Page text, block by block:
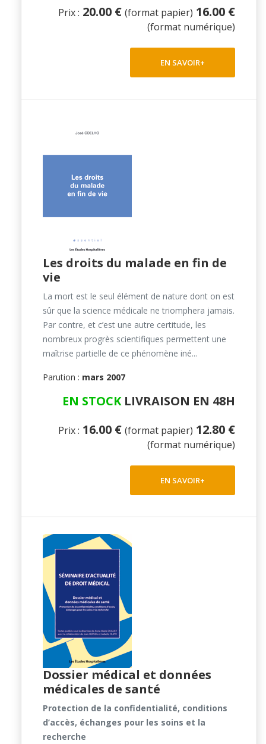
Prix : 20.00 € (format papier) 16.00 €
(format numérique)
EN SAVOIR+
Les droits du malade en fin de
vie
La mort est le seul élément de nature dont on est
sûr que la science médicale ne triomphera jamais.
Par contre, et c’est une autre certitude, les
nombreux progrès scientifiques permettent une
maîtrise partielle de ce phénomène iné...
Parution : mars 2007
EN STOCKLIVRAISON EN 48H
Prix : 16.00 € (format papier) 12.80 €
(format numérique)
EN SAVOIR+
Dossier médical et données
médicales de santé
Protection de la confidentialité, conditions
d’accès, échanges pour les soins et la
recherche